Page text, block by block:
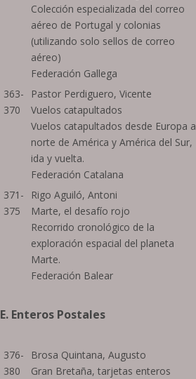
Colección especializada del correo
aéreo de Portugal y colonias
(utilizando solo sellos de correo
aéreo)
Federación Gallega
363-
370
Pastor Perdiguero, Vicente
Vuelos catapultados
Vuelos catapultados desde Europa a
norte de América y América del Sur,
ida y vuelta.
Federación Catalana
371-
375
Rigo Aguiló, Antoni
Marte, el desafío rojo
Recorrido cronológico de la
exploración espacial del planeta
Marte.
Federación Balear
E. Enteros Postales
376-
380
Brosa Quintana, Augusto
Gran Bretaña, tarjetas enteros